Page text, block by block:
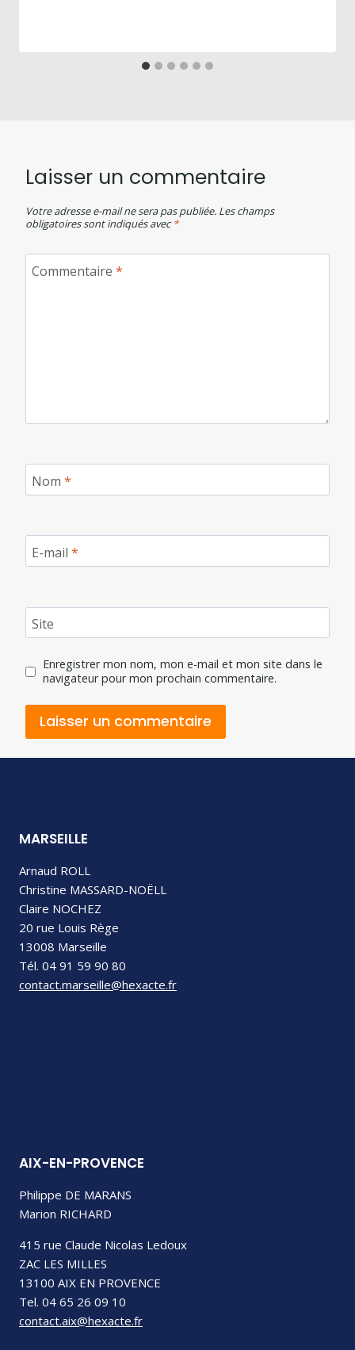
Laisser un commentaire
Votre adresse e-mail ne sera pas publiée. Les champs
obligatoires sont indiqués avec*
Commentaire *
Nom *
E-mail *
Site
Enregistrer mon nom, mon e-mail et mon site dans le
navigateur pour mon prochain commentaire.
MARSEILLE
Arnaud ROLL
Christine MASSARD-NOËLL
Claire NOCHEZ
20 rue Louis Rège
13008 Marseille
Tél. 04 91 59 90 80
contact.marseille@hexacte.fr
AIX-EN-PROVENCE
Philippe DE MARANS
Marion RICHARD
415 rue Claude Nicolas Ledoux
ZAC LES MILLES
13100 AIX EN PROVENCE
Tel. 04 65 26 09 10
contact.aix@hexacte.fr